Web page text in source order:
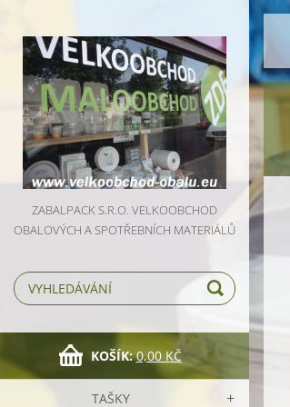
ZABALPACK S.R.O. VELKOOBCHOD
OBALOVÝCH A SPOTŘEBNÍCH MATERIÁLŮ
KOŠÍK: 0,00 KČ
TAŠKY